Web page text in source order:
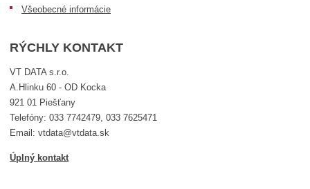
Všeobecné informácie
RÝCHLY KONTAKT
VT DATA s.r.o.
A.Hlinku 60 - OD Kocka
921 01 Piešťany
Telefóny: 033 7742479, 033 7625471
Email: vtdata@vtdata.sk
Úplný kontakt